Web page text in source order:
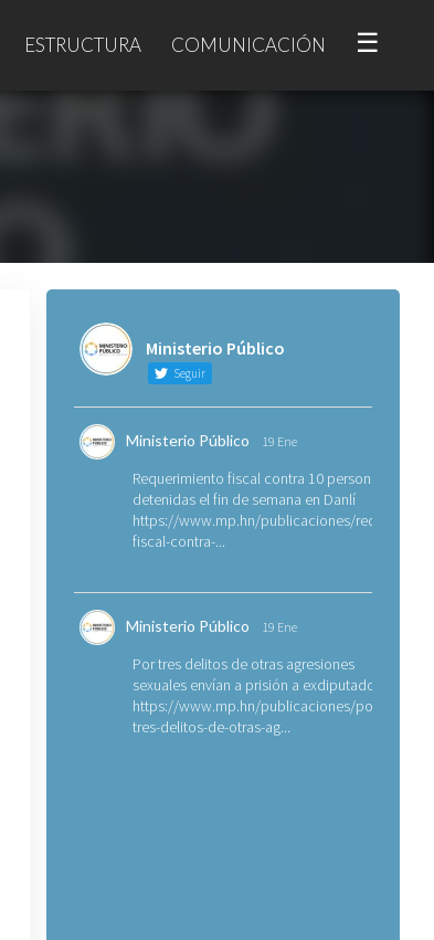
ESTRUCTURA COMUNICACIÓN ☰
Ministerio Público
Seguir
Ministerio Público 19 Ene
Requerimiento fiscal contra 10 personas
detenidas el fin de semana en Danlí
https://www.mp.hn/publicaciones/
fiscal-contra-...
Ministerio Público 19 Ene
Por tres delitos de otras agresiones
sexuales envían a prisión a exdiputado
https://www.mp.hn/publicaciones/por-
tres-delitos-de-otras-ag...